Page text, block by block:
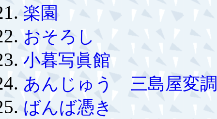
楽園
おそろし
小暮写眞館
あんじゅう 三島屋変
ばんば憑き